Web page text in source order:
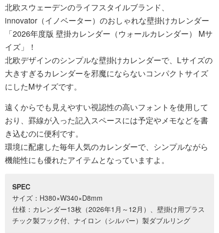
北欧スウェーデンのライフスタイルブランド、
innovator（イノベーター）のおしゃれな壁掛けカレンダー
「2026年度版 壁掛カレンダー（ウォールカレンダー） Mサ
イズ」！
北欧デザインのシンプルな壁掛けカレンダーで、Lサイズの
大きすぎるカレンダーを邪魔にならないコンパクトサイズ
にしたMサイズです。
遠くからでも見えやすい視認性の高いフォントを使用して
おり、罫線が入った記入スペースには予定やメモなどを書
き込むのに便利です。
環境に配慮した毎年人気のカレンダーで、シンプルながら
機能性にも優れたアイテムとなっていますよ。
SPEC
サイズ：H380×W340×D8mm
仕様：カレンダー13枚（2026年1月～12月）、壁掛け用プラス
チック製フック付、ナイロン（シルバー）製ダブルリング